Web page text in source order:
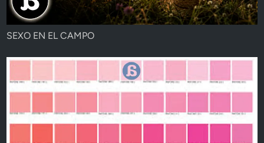
SEXO EN EL CAMPO